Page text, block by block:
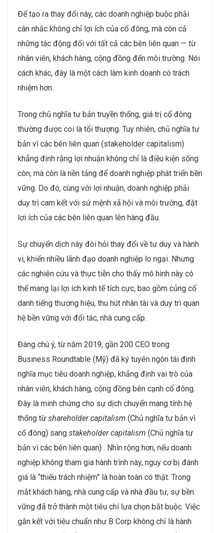
Để tạo ra thay đổi này, các doanh nghiệp buộc phải
cân nhắc không chỉ lợi ích của cổ đông, mà còn cả
những tác động đối với tất cả các bên liên quan — từ
nhân viên, khách hàng, cộng đồng đến môi trường. Nói
cách khác, đây là một cách làm kinh doanh có trách
nhiệm hơn.
Trong chủ nghĩa tư bản truyền thống, giá trị cổ đông
thường được coi là tối thượng. Tuy nhiên, chủ nghĩa tư
bản vì các bên liên quan (stakeholder capitalism)
khẳng định rằng lợi nhuận không chỉ là điều kiện sống
còn, mà còn là nền tảng để doanh nghiệp phát triển bền
vững. Do đó, cùng với lợi nhuận, doanh nghiệp phải
duy trì cam kết với sứ mệnh xã hội và môi trường, đặt
lợi ích của các bên liên quan lên hàng đầu.
Sự chuyển dịch này đòi hỏi thay đổi về tư duy và hành
vi, khiến nhiều lãnh đạo doanh nghiệp lo ngại. Nhưng
các nghiên cứu và thực tiễn cho thấy mô hình này có
thể mang lại lợi ích kinh tế tích cực, bao gồm củng cố
danh tiếng thương hiệu, thu hút nhân tài và duy trì quan
hệ bền vững với đối tác, nhà cung cấp.
Đáng chú ý, từ năm 2019, gần 200 CEO trong
Business Roundtable (Mỹ) đã ký tuyên ngôn tái định
nghĩa mục tiêu doanh nghiệp, khẳng định vai trò của
nhân viên, khách hàng, cộng đồng bên cạnh cổ đông.
Đây là minh chứng cho sự dịch chuyển mang tính hệ
thống từ shareholder capitalism (Chủ nghĩa tư bản vì
cổ đông) sang stakeholder capitalism (Chủ nghĩa tư
bản vì các bên liên quan) . Nhìn rộng hơn, nếu doanh
nghiệp không tham gia hành trình này, nguy cơ bị đánh
giá là “thiếu trách nhiệm” là hoàn toàn có thật. Trong
mắt khách hàng, nhà cung cấp và nhà đầu tư, sự bền
vững đã trở thành một tiêu chí lựa chọn bắt buộc. Việc
gắn kết với tiêu chuẩn như B Corp không chỉ là hành